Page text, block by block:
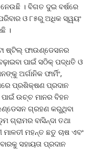
। ବିଗତ ଦୁଇ ବର୍ଷରେ
ଓ ୮୫ରୁ ଅଧିକ ସ୍ୱୟଂ
।
ଷ୍ଟିଲ୍‌ ଫାଉଣ୍ଡେସନର
ପାଇଁ ସଠିକ୍‌ ପଦ୍ଧତି ଓ
ଅର୍ଗାନିକ ଫାର୍ମିଂ,
ପ୍ରଶିକ୍ଷଣ ପ୍ରଦାନ
ପାଇଁ ଉଚ୍ଚ ମାନର ବିହନ
ଗ୍ରହଣ କରୁଥିବା
ବାସିନ୍ଦା ତଥା
ମହନ୍ତ ଛତୁ ଚାଷ ଏବଂ
ସହାୟତା ପ୍ରଦାନ